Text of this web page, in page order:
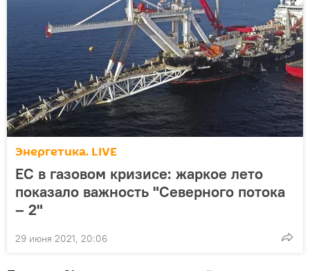
Энергетика. LIVE
ЕС в газовом кризисе: жаркое лето
показало важность "Северного потока
– 2"
29 июня 2021, 20:06